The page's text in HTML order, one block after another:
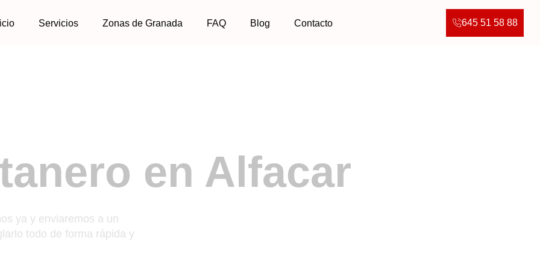
Servicios Zonas de Granada FAQ Blog Contacto 645 51 58 88
en Alfacar
ya y enviaremos a un
todo de forma rápida y